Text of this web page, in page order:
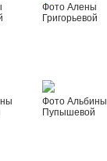
Фото Алены
Григорьевой
Фото Альбины
Пупышевой